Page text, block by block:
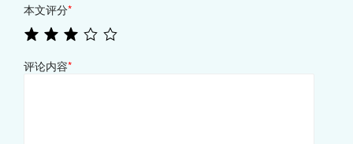
本文评分*
评论内容*